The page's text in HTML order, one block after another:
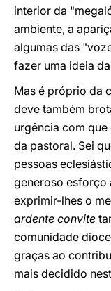
interior da
ambiente, a
algumas das
fazer uma ideia
Mas é próprio da
deve também
urgência com
da pastoral. Sei
pessoas
generoso esforço
exprimir-lhes o
ardente convite
comunidade
graças ao
mais decidido